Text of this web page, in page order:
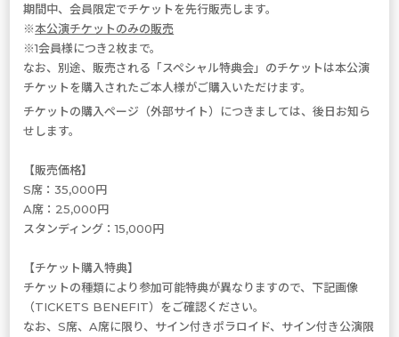
期間中、会員限定でチケットを先行販売します。
※本公演チケットのみの販売
※1会員様につき2枚まで。
なお、別途、販売される「スペシャル特典会」のチケットは本公演
チケットを購入されたご本人様がご購入いただけます。
チケットの購入ページ（外部サイト）につきましては、後日お知ら
せします。
【販売価格】
S席：35,000円
A席：25,000円
スタンディング：15,000円
【チケット購入特典】
チケットの種類により参加可能特典が異なりますので、下記画像
（TICKETS BENEFIT）をご確認ください。
なお、S席、A席に限り、サイン付きポラロイド、サイン付き公演限